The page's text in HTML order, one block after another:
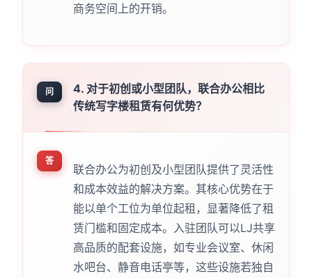
商务空间上的开销。
问
4. 对于初创或小型团队，联合办公相比
传统写字楼租赁有何优势？
答
联合办公为初创及小型团队提供了灵活性
和成本效益的解决方案。其核心优势在于
能以单个工位为单位起租，显著降低了租
赁门槛和固定成本。入驻团队可以LJ共享
高品质的配套设施，如专业会议室、休闲
水吧台、静音电话亭等，这些设施若独自